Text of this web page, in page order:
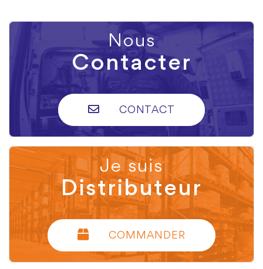
Nous
Contacter
CONTACT
Je suis
Distributeur
COMMANDER